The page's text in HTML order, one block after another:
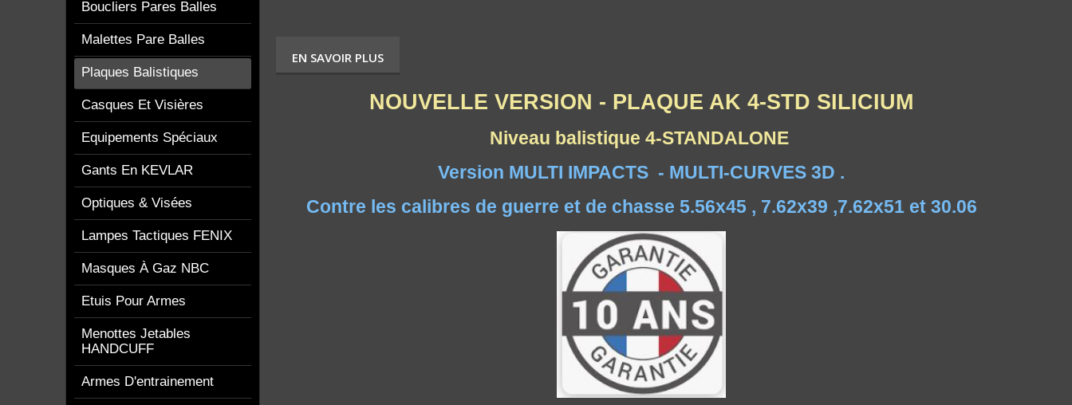
Boucliers Pares Balles
Malettes Pare Balles
Plaques Balistiques
Casques Et Visières
Equipements Spéciaux
Gants En KEVLAR
Optiques & Visées
Lampes Tactiques FENIX
Masques À Gaz NBC
Etuis Pour Armes
Menottes Jetables
HANDCUFF
Armes D'entrainement
EN SAVOIR PLUS
NOUVELLE VERSION - PLAQUE AK 4-STD SILICIUM
Niveau balistique 4-STANDALONE
Version MULTI IMPACTS - MULTI-CURVES 3D .
Contre les calibres de guerre et de chasse 5.56x45 , 7.62x39 ,7.62x51 et 30.06